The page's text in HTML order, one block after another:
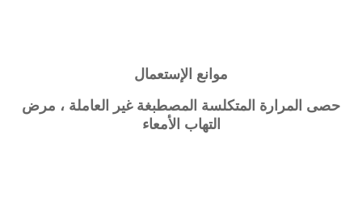
موانع الإستعمال
حصى المرارة المتكلسة المصطبغة غير العاملة ، مرض
التهاب الأمعاء